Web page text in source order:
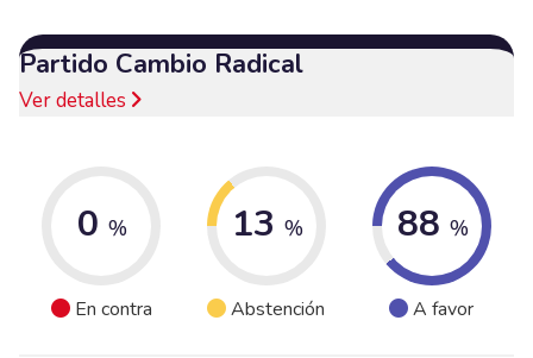
Partido Cambio Radical
Ver detalles
0 %
En contra
13 %
Abstención
88 %
A favor